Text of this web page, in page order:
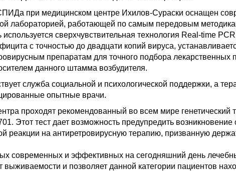
при медицинском центре Ихилов-Сураски оснащен
лабораторией, работающей по самым передовым
сверхчувствительная технология Real-time
с точностью до двадцати копий вируса,
препаратам для точного подбора лекарственных
данного штамма возбудителя.
служба социальной и психологической поддержки, а
опытные врачи.
проходят рекомендованный во всем мире генетический
Этот тест дает возможность предупредить
реакции на антиретровирусную терапию, призванную
современных и эффективных на сегодняшний день
выживаемости и позволяет данной категории пациентов